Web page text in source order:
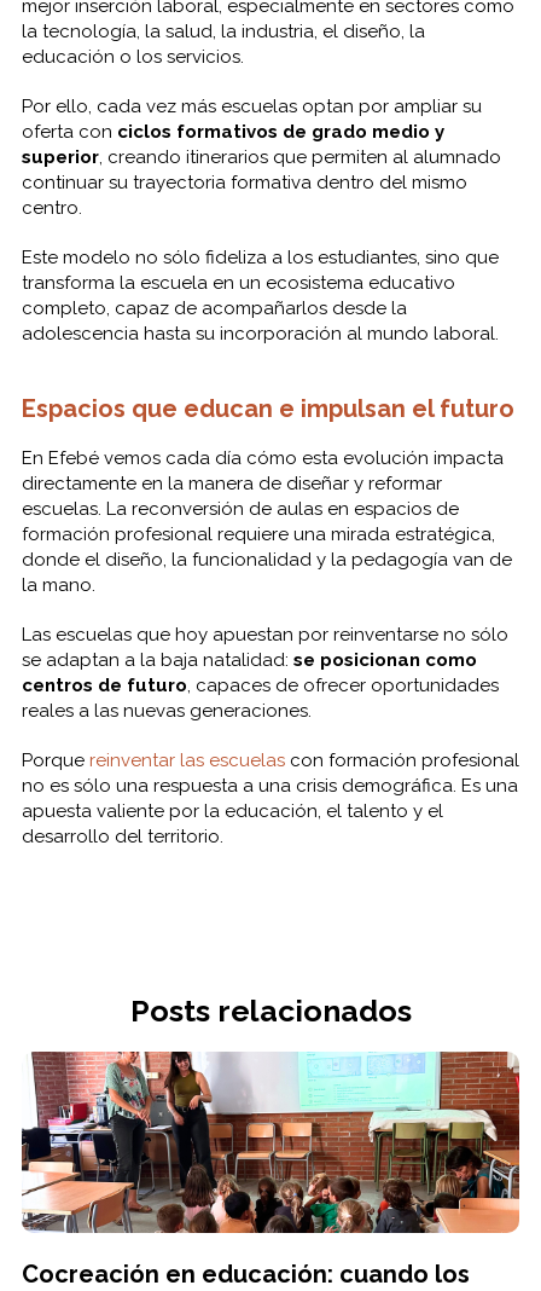
mejor inserción laboral, especialmente en sectores como
la tecnología, la salud, la industria, el diseño, la
educación o los servicios.
Por ello, cada vez más escuelas optan por ampliar su
oferta con ciclos formativos de grado medio y
superior, creando itinerarios que permiten al alumnado
continuar su trayectoria formativa dentro del mismo
centro.
Este modelo no sólo fideliza a los estudiantes, sino que
transforma la escuela en un ecosistema educativo
completo, capaz de acompañarlos desde la
adolescencia hasta su incorporación al mundo laboral.
Espacios que educan e impulsan el futuro
En Efebé vemos cada día cómo esta evolución impacta
directamente en la manera de diseñar y reformar
escuelas. La reconversión de aulas en espacios de
formación profesional requiere una mirada estratégica,
donde el diseño, la funcionalidad y la pedagogía van de
la mano.
Las escuelas que hoy apuestan por reinventarse no sólo
se adaptan a la baja natalidad: se posicionan como
centros de futuro, capaces de ofrecer oportunidades
reales a las nuevas generaciones.
Porque reinventar las escuelascon formación profesional
no es sólo una respuesta a una crisis demográfica. Es una
apuesta valiente por la educación, el talento y el
desarrollo del territorio.
Posts relacionados
Cocreación en educación: cuando los